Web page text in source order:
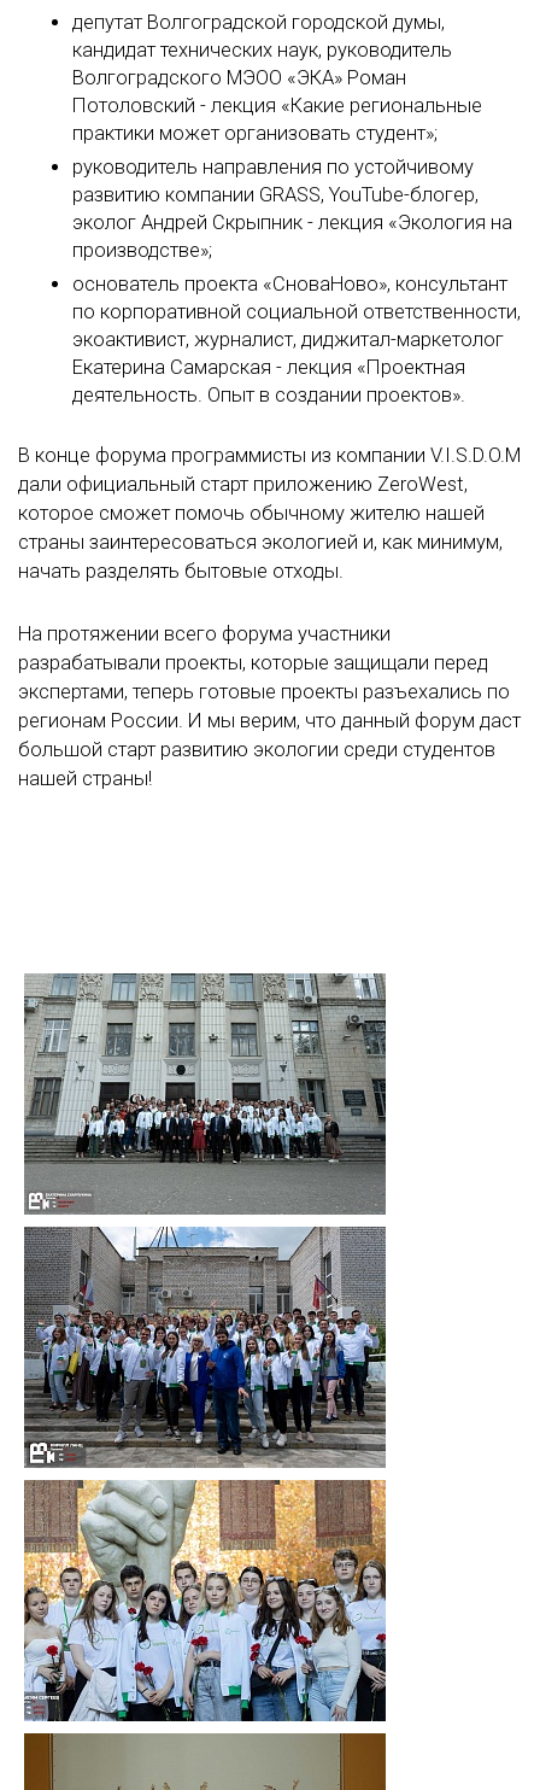
депутат Волгоградской городской думы,
кандидат технических наук, руководитель
Волгоградского МЭОО «ЭКА» Роман
Потоловский - лекция «Какие региональные
практики может организовать студент»;
руководитель направления по устойчивому
развитию компании GRASS, YouTube-блогер,
эколог Андрей Скрыпник - лекция «Экология на
производстве»;
основатель проекта «СноваНово», консультант
по корпоративной социальной ответственности,
экоактивист, журналист, диджитал-маркетолог
Екатерина Самарская - лекция «Проектная
деятельность. Опыт в создании проектов».
В конце форума программисты из компании V.I.S.D.O.M
дали официальный старт приложению ZeroWest,
которое сможет помочь обычному жителю нашей
страны заинтересоваться экологией и, как минимум,
начать разделять бытовые отходы.
На протяжении всего форума участники
разрабатывали проекты, которые защищали перед
экспертами, теперь готовые проекты разъехались по
регионам России. И мы верим, что данный форум даст
большой старт развитию экологии среди студентов
нашей страны!